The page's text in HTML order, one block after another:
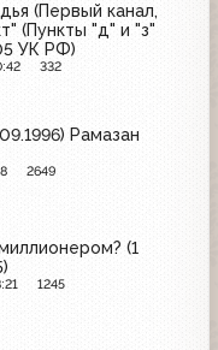
(Первый канал,
(Пункты "д" и "з"
УК РФ)
332
Рамазан
2649
(1
1245